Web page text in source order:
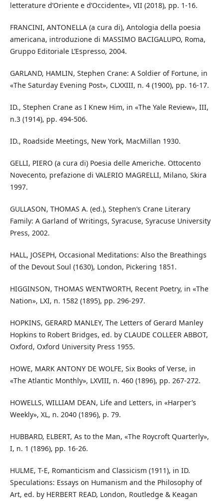
letterature d’Oriente e d’Occidente», VII (2018), pp. 1-16.
FRANCINI, ANTONELLA (a cura di), Antologia della poesia
americana, introduzione di MASSIMO BACIGALUPO, Roma,
Gruppo Editoriale L’Espresso, 2004.
GARLAND, HAMLIN, Stephen Crane: A Soldier of Fortune, in
«The Saturday Evening Post», CLXXIII, n. 4 (1900), pp. 16-17.
ID., Stephen Crane as I Knew Him, in «The Yale Review», III,
n.3 (1914), pp. 494-506.
ID., Roadside Meetings, New York, MacMillan 1930.
GELLI, PIERO (a cura di) Poesia delle Americhe. Ottocento
Novecento, prefazione di VALERIO MAGRELLI, Milano, Skira
1997.
GULLASON, THOMAS A. (ed.), Stephen’s Crane Literary
Family: A Garland of Writings, Syracuse, Syracuse University
Press, 2002.
HALL, JOSEPH, Occasional Meditations: Also the Breathings
of the Devout Soul (1630), London, Pickering 1851.
HIGGINSON, THOMAS WENTWORTH, Recent Poetry, in «The
Nation», LXI, n. 1582 (1895), pp. 296-297.
HOPKINS, GERARD MANLEY, The Letters of Gerard Manley
Hopkins to Robert Bridges, ed. by CLAUDE COLLEER ABBOT,
Oxford, Oxford University Press 1955.
HOWE, MARK ANTONY DE WOLFE, Six Books of Verse, in
«The Atlantic Monthly», LXVIII, n. 460 (1896), pp. 267-272.
HOWELLS, WILLIAM DEAN, Life and Letters, in «Harper’s
Weekly», XL, n. 2040 (1896), p. 79.
HUBBARD, ELBERT, As to the Man, «The Roycroft Quarterly»,
I, n. 1 (1896), pp. 16-26.
HULME, T-E, Romanticism and Classicism (1911), in ID.
Speculations: Essays on Humanism and the Philosophy of
Art, ed. by HERBERT READ, London, Routledge & Keagan